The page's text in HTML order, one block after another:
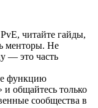
читайте гайды,
менторы. Не
— это часть
функцию
и общайтесь только
сообщества в